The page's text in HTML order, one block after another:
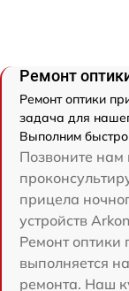
Ремонт
Ремонт оптики
задача для
Выполним быстро
Позвоните
прицела
устройств
Ремонт оптики
выполняется
ремонта. Наш